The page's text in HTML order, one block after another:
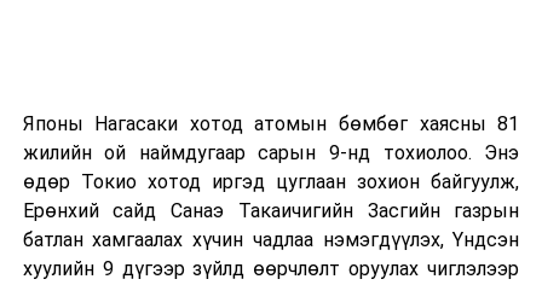
Японы Нагасаки хотод атомын бөмбөг хаясны 81
жилийн ой наймдугаар сарын 9-нд тохиолоо. Энэ
өдөр Токио хотод иргэд цуглаан зохион байгуулж,
Ерөнхий сайд Санаэ Такаичигийн Засгийн газрын
батлан хамгаалах хүчин чадлаа нэмэгдүүлэх, Үндсэн
хуулийн 9 дүгээр зүйлд өөрчлөлт оруулах чиглэлээр